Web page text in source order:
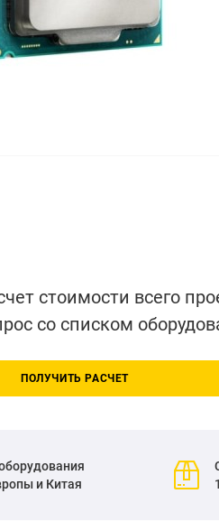
стоимости всего
со списком
ПОЛУЧИТЬ РАСЧЕТ
и Китая